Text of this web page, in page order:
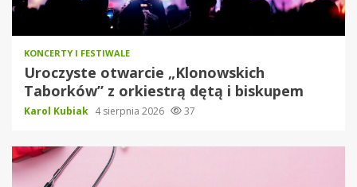
KONCERTY I FESTIWALE
Uroczyste otwarcie „Klonowskich
Taborków” z orkiestrą dętą i biskupem
Karol Kubiak 4 sierpnia 2026 37